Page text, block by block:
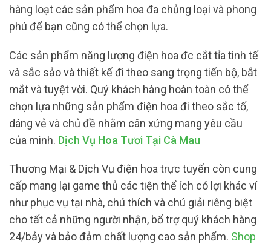
hàng loạt các sản phẩm hoa đa chủng loại và phong
phú để bạn cũng có thể chọn lựa.
Các sản phẩm năng lượng điện hoa đc cắt tỉa tinh tế
và sắc sảo và thiết kế đi theo sang trọng tiến bộ, bắt
mắt và tuyệt vời. Quý khách hàng hoàn toàn có thể
chọn lựa những sản phẩm điện hoa đi theo sắc tố,
dáng vẻ và chủ đề nhằm cân xứng mang yêu cầu
của mình. Dịch Vụ Hoa Tươi Tại Cà Mau
Thương Mại & Dịch Vụ điện hoa trực tuyến còn cung
cấp mang lại game thủ các tiện thể ích có lợi khác ví
như phục vụ tại nhà, chú thích và chú giải riêng biệt
cho tất cả những người nhận, bổ trợ quý khách hàng
24/bảy và bảo đảm chất lượng cao sản phẩm. Shop